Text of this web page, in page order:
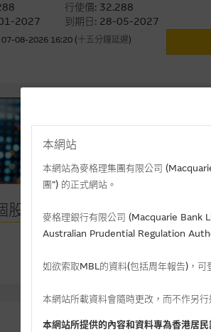
2027
行使價: 32.288
到期日: 28-05-2027
07-08-2026 16:20 (十五分鐘延遲)
股成交分布
本網站
本網站為麥格理集團有限公司
團”) 的正式網站。
麥格理銀行有限公司 (Macquarie Bank
Australian Prudential Regulation
如欲索取MBL的資料(包括周年報告)，可
本網站所載資料會隨時更改，而不作另
本網站所提供的內容和資料專為香港居